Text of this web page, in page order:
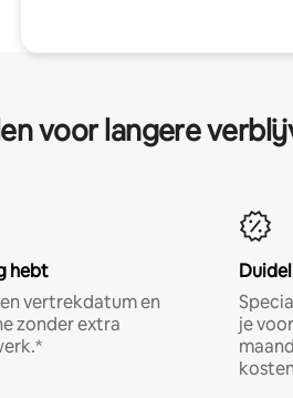
voor langere
hebt
vertrekdatum en
zonder extra
je